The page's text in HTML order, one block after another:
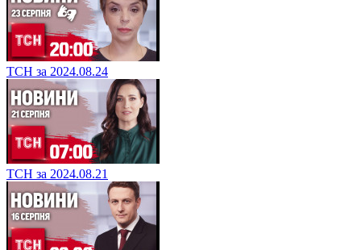
ТСН за 2024.08.24
ТСН за 2024.08.21